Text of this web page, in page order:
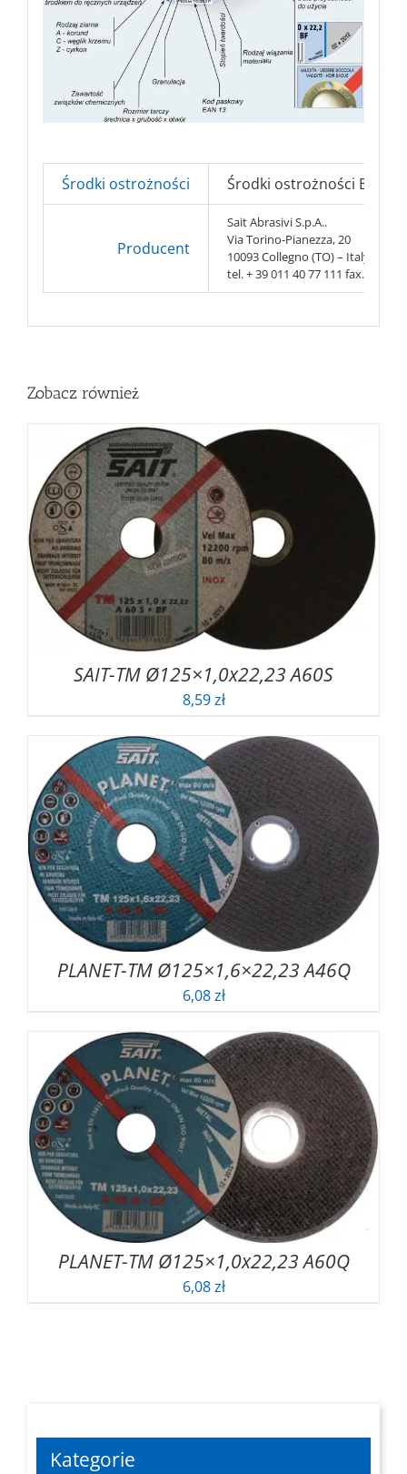
Środki ostrożności Środki ostrożności BHP
Producent
Sait Abrasivi S.p.A..
Via Torino-Pianezza, 20
10093 Collegno (TO) – Italy
tel. + 39 011 40 77 111 fax. + 39
Zobacz również
SAIT-TM Ø125×1,0x22,23 A60S
8,59zł
PLANET-TM Ø125×1,6×22,23 A46Q
6,08zł
PLANET-TM Ø125×1,0x22,23 A60Q
6,08zł
Kategorie